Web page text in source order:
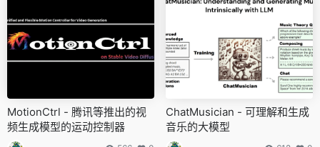
MotionCtrl - 腾讯等推出的视
频生成模型的运动控制器
ChatMusician - 可理解和生成
音乐的大模型